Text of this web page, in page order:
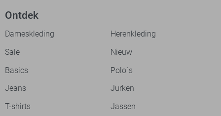
Ontdek
Dameskleding
Herenkleding
Sale
Nieuw
Basics
Polo`s
Jeans
Jurken
T-shirts
Jassen